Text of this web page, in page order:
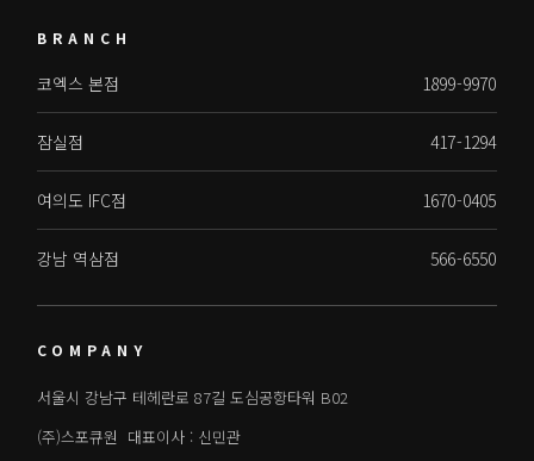
BRANCH
코엑스 본점 1899-9970
잠실점 417-1294
여의도 IFC점 1670-0405
강남 역삼점 566-6550
COMPANY
서울시 강남구 테헤란로 87길 도심공항타워 B02
(주)스포큐원 대표이사 : 신민관